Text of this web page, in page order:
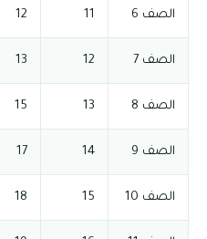
الصف 6 11
12
الصف 7 12
13
الصف 8 13
15
الصف 9 14
17
الصف 10 15
18